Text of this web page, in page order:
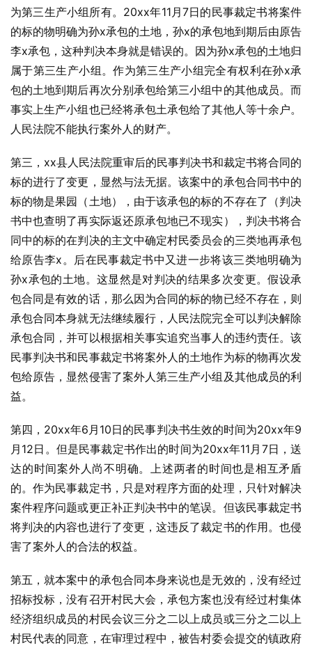
为第三生产小组所有。20xx年11月7日的民事裁定书将案件
的标的物明确为孙x承包的土地，孙x的承包地到期后由原告
李x承包，这种判决本身就是错误的。因为孙x承包的土地归
属于第三生产小组。作为第三生产小组完全有权利在孙x承
包的土地到期后再次分别承包给第三小组中的其他成员。而
事实上生产小组也已经将承包土承包给了其他人等十余户。
人民法院不能执行案外人的财产。
第三，xx县人民法院重审后的民事判决书和裁定书将合同的
标的进行了变更，显然与法无据。该案中的承包合同书中的
标的物是果园（土地），由于该承包的标的不存在了（判决
书中也查明了再实际返还原承包地已不现实），判决书将合
同中的标的在判决的主文中确定村民委员会的三类地再承包
给原告李x。后在民事裁定书中又进一步将该三类地明确为
孙x承包的土地。这显然是对判决的结果多次变更。假设承
包合同是有效的话，那么因为合同的标的物已经不存在，则
承包合同本身就无法继续履行，人民法院完全可以判决解除
承包合同，并可以根据相关事实追究当事人的违约责任。该
民事判决书和民事裁定书将案外人的土地作为标的物再次发
包给原告，显然侵害了案外人第三生产小组及其他成员的利
益。
第四，20xx年6月10日的民事判决书生效的时间为20xx年9
月12日。但是民事裁定书作出的时间为20xx年11月7日，送
达的时间案外人尚不明确。上述两者的时间也是相互矛盾
的。作为民事裁定书，只是对程序方面的处理，只针对解决
案件程序问题或更正补正判决书中的笔误。但该民事裁定书
将判决的内容也进行了变更，这违反了裁定书的作用。也侵
害了案外人的合法的权益。
第五，就本案中的承包合同本身来说也是无效的，没有经过
招标投标，没有召开村民大会，承包方案也没有经过村集体
经济组织成员的村民会议三分之二以上成员或三分之二以上
村民代表的同意，在审理过程中，被告村委会提交的镇政府